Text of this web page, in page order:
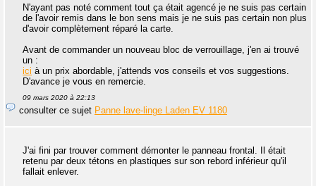
N'ayant pas noté comment tout ça était agencé je ne suis pas certain
de l'avoir remis dans le bon sens mais je ne suis pas certain non plus
d'avoir complètement réparé la carte.
Avant de commander un nouveau bloc de verrouillage, j'en ai trouvé
un :
ici à un prix abordable, j'attends vos conseils et vos suggestions.
D'avance je vous en remercie.
09 mars 2020 à 22:13
consulter ce sujet Panne lave-linge Laden EV 1180
J'ai fini par trouver comment démonter le panneau frontal. Il était
retenu par deux tétons en plastiques sur son rebord inférieur qu'il
fallait enlever.